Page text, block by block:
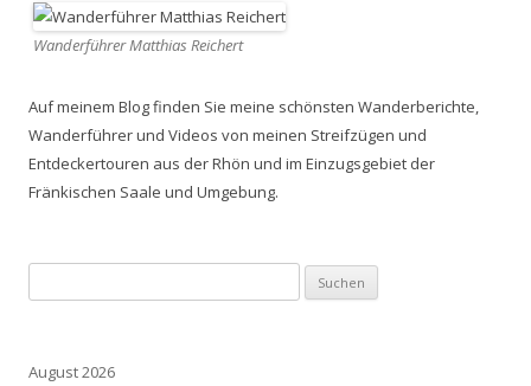
Wanderführer Matthias Reichert
Auf meinem Blog finden Sie meine schönsten Wanderberichte,
Wanderführer und Videos von meinen Streifzügen und
Entdeckertouren aus der Rhön und im Einzugsgebiet der
Fränkischen Saale und Umgebung.
nach:
August 2026